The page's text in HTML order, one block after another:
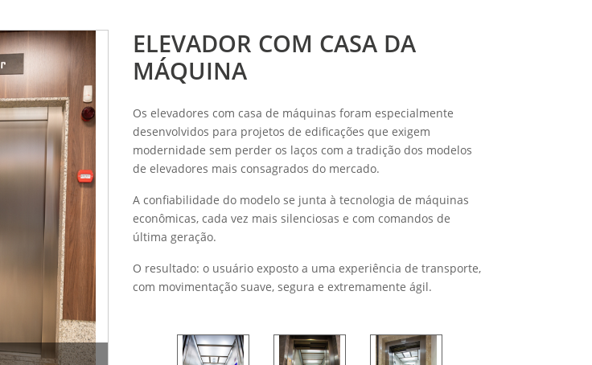
ELEVADOR COM CASA DA
MÁQUINA
Os elevadores com casa de máquinas foram especialmente
desenvolvidos para projetos de edificações que exigem
modernidade sem perder os laços com a tradição dos modelos
de elevadores mais consagrados do mercado.
A confiabilidade do modelo se junta à tecnologia de máquinas
econômicas, cada vez mais silenciosas e com comandos de
última geração.
O resultado: o usuário exposto a uma experiência de transporte,
com movimentação suave, segura e extremamente ágil.